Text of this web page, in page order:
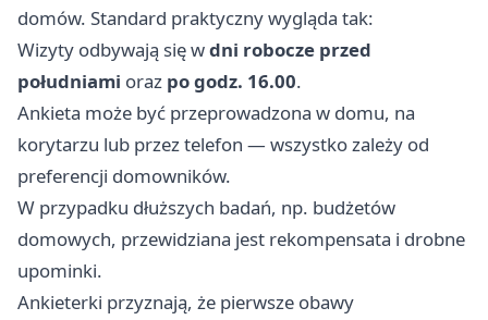
domów. Standard praktyczny wygląda tak:
Wizyty odbywają się wdni robocze przed
południami oraz po godz. 16.00.
Ankieta może być przeprowadzona w domu, na
korytarzu lub przez telefon — wszystko zależy od
preferencji domowników.
W przypadku dłuższych badań, np. budżetów
domowych, przewidziana jest rekompensata i drobne
upominki.
Ankieterki przyznają, że pierwsze obawy